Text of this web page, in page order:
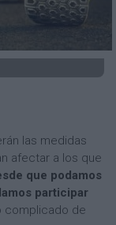
las medidas
afectar a los que
que podamos
participar
complicado de